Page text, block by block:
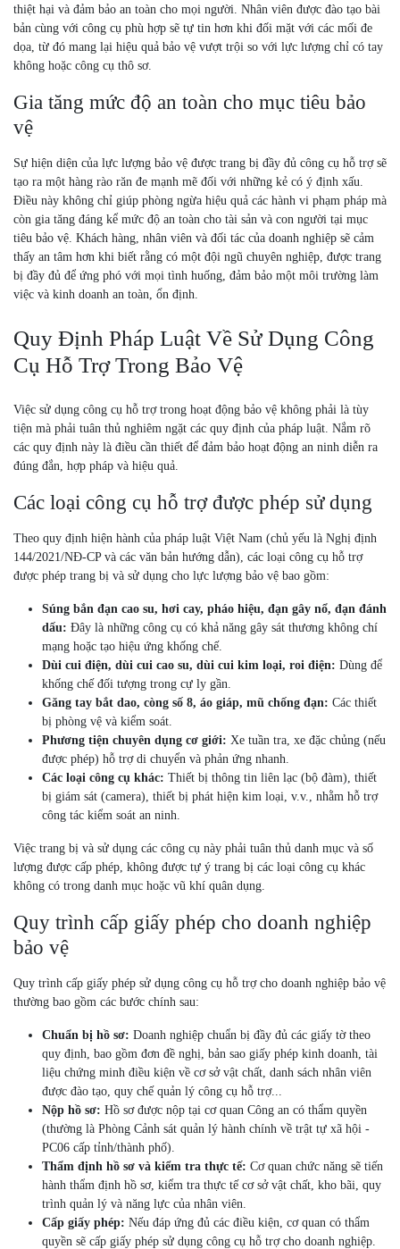
thiệt hại và đảm bảo an toàn cho mọi người. Nhân viên được đào tạo bài
bản cùng với công cụ phù hợp sẽ tự tin hơn khi đối mặt với các mối đe
dọa, từ đó mang lại hiệu quả bảo vệ vượt trội so với lực lượng chỉ có tay
không hoặc công cụ thô sơ.
Gia tăng mức độ an toàn cho mục tiêu bảo
vệ
Sự hiện diện của lực lượng bảo vệ được trang bị đầy đủ công cụ hỗ trợ sẽ
tạo ra một hàng rào răn đe mạnh mẽ đối với những kẻ có ý định xấu.
Điều này không chỉ giúp phòng ngừa hiệu quả các hành vi phạm pháp mà
còn gia tăng đáng kể mức độ an toàn cho tài sản và con người tại mục
tiêu bảo vệ. Khách hàng, nhân viên và đối tác của doanh nghiệp sẽ cảm
thấy an tâm hơn khi biết rằng có một đội ngũ chuyên nghiệp, được trang
bị đầy đủ để ứng phó với mọi tình huống, đảm bảo một môi trường làm
việc và kinh doanh an toàn, ổn định.
Quy Định Pháp Luật Về Sử Dụng Công
Cụ Hỗ Trợ Trong Bảo Vệ
Việc sử dụng công cụ hỗ trợ trong hoạt động bảo vệ không phải là tùy
tiện mà phải tuân thủ nghiêm ngặt các quy định của pháp luật. Nắm rõ
các quy định này là điều cần thiết để đảm bảo hoạt động an ninh diễn ra
đúng đắn, hợp pháp và hiệu quả.
Các loại công cụ hỗ trợ được phép sử dụng
Theo quy định hiện hành của pháp luật Việt Nam (chủ yếu là Nghị định
144/2021/NĐ-CP và các văn bản hướng dẫn), các loại công cụ hỗ trợ
được phép trang bị và sử dụng cho lực lượng bảo vệ bao gồm:
Súng bắn đạn cao su, hơi cay, pháo hiệu, đạn gây nổ, đạn đánh
dấu: Đây là những công cụ có khả năng gây sát thương không chí
mạng hoặc tạo hiệu ứng khống chế.
Dùi cui điện, dùi cui cao su, dùi cui kim loại, roi điện: Dùng để
khống chế đối tượng trong cự ly gần.
Găng tay bắt dao, còng số 8, áo giáp, mũ chống đạn: Các thiết
bị phòng vệ và kiểm soát.
Phương tiện chuyên dụng cơ giới: Xe tuần tra, xe đặc chủng (nếu
được phép) hỗ trợ di chuyển và phản ứng nhanh.
Các loại công cụ khác: Thiết bị thông tin liên lạc (bộ đàm), thiết
bị giám sát (camera), thiết bị phát hiện kim loại, v.v., nhằm hỗ trợ
công tác kiểm soát an ninh.
Việc trang bị và sử dụng các công cụ này phải tuân thủ danh mục và số
lượng được cấp phép, không được tự ý trang bị các loại công cụ khác
không có trong danh mục hoặc vũ khí quân dụng.
Quy trình cấp giấy phép cho doanh nghiệp
bảo vệ
Quy trình cấp giấy phép sử dụng công cụ hỗ trợ cho doanh nghiệp bảo vệ
thường bao gồm các bước chính sau:
Chuẩn bị hồ sơ: Doanh nghiệp chuẩn bị đầy đủ các giấy tờ theo
quy định, bao gồm đơn đề nghị, bản sao giấy phép kinh doanh, tài
liệu chứng minh điều kiện về cơ sở vật chất, danh sách nhân viên
được đào tạo, quy chế quản lý công cụ hỗ trợ...
Nộp hồ sơ: Hồ sơ được nộp tại cơ quan Công an có thẩm quyền
(thường là Phòng Cảnh sát quản lý hành chính về trật tự xã hội -
PC06 cấp tỉnh/thành phố).
Thẩm định hồ sơ và kiểm tra thực tế: Cơ quan chức năng sẽ tiến
hành thẩm định hồ sơ, kiểm tra thực tế cơ sở vật chất, kho bãi, quy
trình quản lý và năng lực của nhân viên.
Cấp giấy phép: Nếu đáp ứng đủ các điều kiện, cơ quan có thẩm
quyền sẽ cấp giấy phép sử dụng công cụ hỗ trợ cho doanh nghiệp.